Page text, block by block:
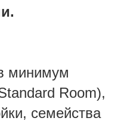
минимум
Room),
семейства